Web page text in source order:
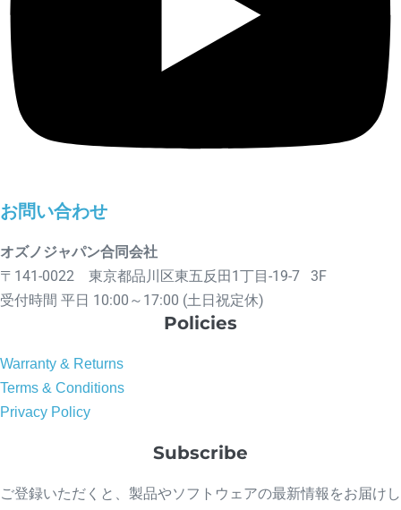
お問い合わせ
オズノジャパン合同会社
〒141-0022 東京都品川区東五反田1丁目-19-7 3F
受付時間 平日 10:00～17:00 (土日祝定休)
Policies
Warranty & Returns
Terms & Conditions
Privacy Policy
Subscribe
ご登録いただくと、製品やソフトウェアの最新情報をお届けし